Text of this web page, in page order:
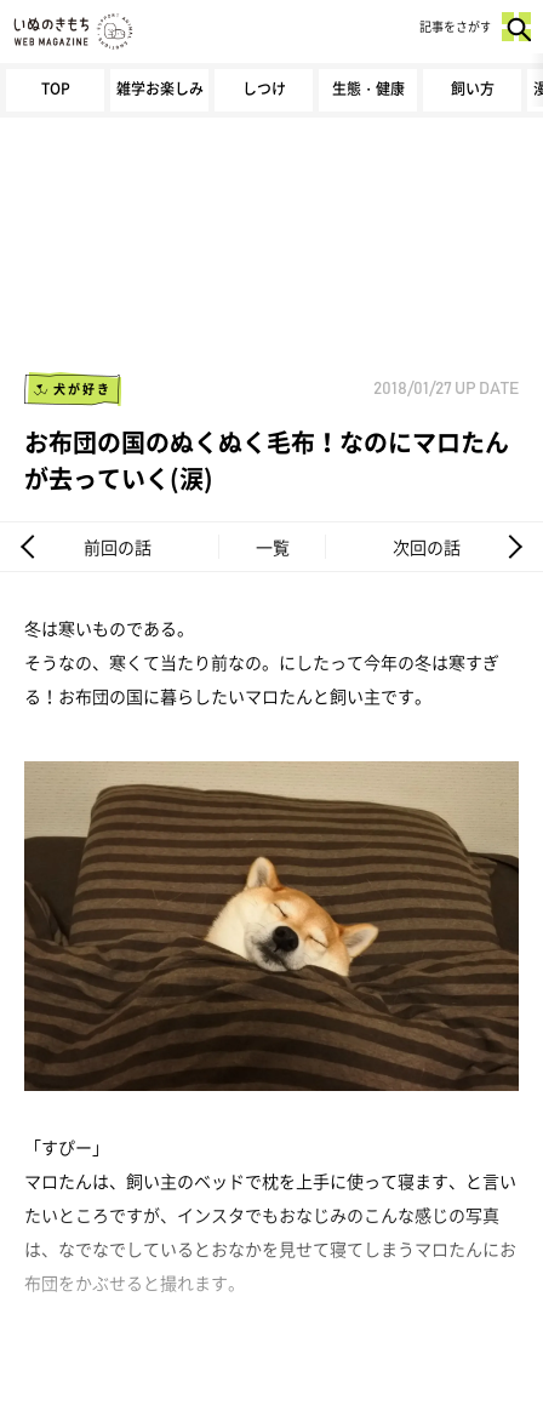
TOP 雑学お楽しみ しつけ 生態・健康 飼い方
記事をさがす
犬が好き 2018/01/27 UP DATE
お布団の国のぬくぬく毛布！なのにマロたん
が去っていく(涙)
前回の話 一覧 次回の話
冬は寒いものである。
そうなの、寒くて当たり前なの。にしたって今年の冬は寒すぎ
る！お布団の国に暮らしたいマロたんと飼い主です。
「すぴー」
マロたんは、飼い主のベッドで枕を上手に使って寝ます、と言い
たいところですが、インスタでもおなじみのこんな感じの写真
は、なでなでしているとおなかを見せて寝てしまうマロたんにお
布団をかぶせると撮れます。